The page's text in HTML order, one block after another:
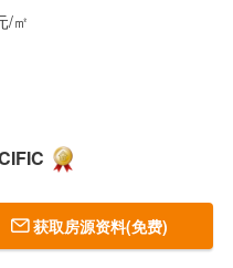
/㎡
获取房源资料(免费)